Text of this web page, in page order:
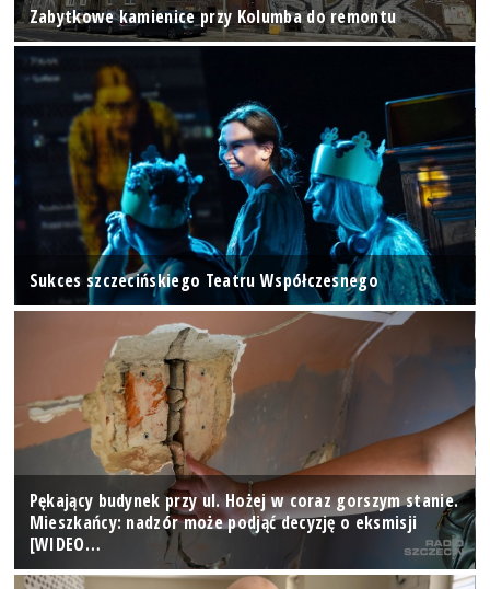
Zabytkowe kamienice przy Kolumba do remontu
Sukces szczecińskiego Teatru Współczesnego
Pękający budynek przy ul. Hożej w coraz gorszym stanie.
Mieszkańcy: nadzór może podjąć decyzję o eksmisji
[WIDEO…